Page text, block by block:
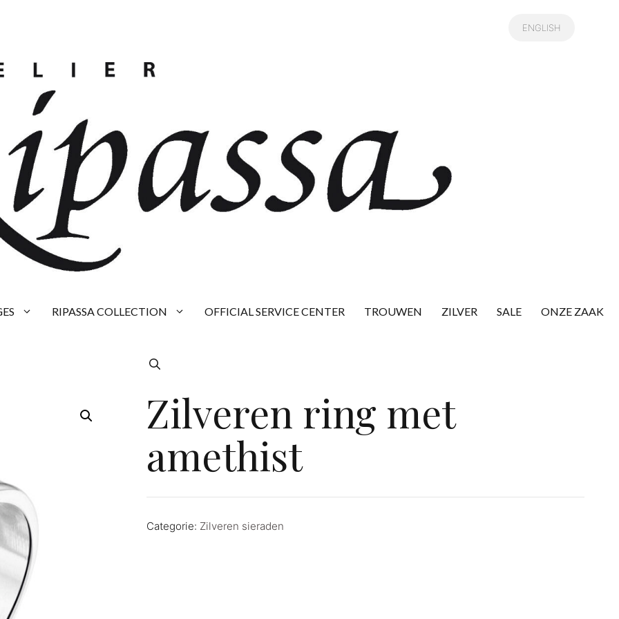
ENGLISH
RIPASSA COLLECTION OFFICIAL SERVICE CENTER TROUWEN ZILVER SALE ONZE ZAAK
Zilveren ring met
amethist
Categorie: Zilveren sieraden